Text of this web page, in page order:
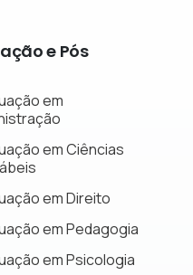
e Pós
em
em Ciências
em Direito
em Pedagogia
em Psicologia